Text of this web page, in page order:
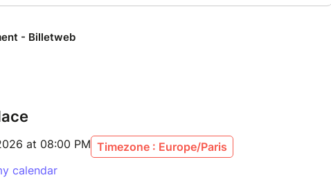
at 08:00 PM Timezone : Europe/Paris
calendar